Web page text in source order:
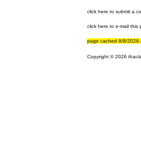
click here to submit a
click here to e-mail this
page cached 8/8/2026
Copyright © 2026 thai-